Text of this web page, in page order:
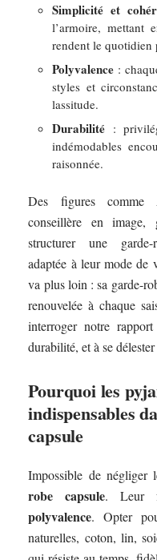
Simplicité et
l’armoire, mettant
rendent le quotidien
Polyvalence :
styles et
lassitude.
Durabilité :
indémodables
raisonnée.
Des figures comme
conseillère en image,
structurer une garde-
adaptée à leur mode de
va plus loin : sa garde-
renouvelée à chaque
interroger notre
durabilité, et à se
Pourquoi les
indispensables
capsule
Impossible de négliger
robe capsule. Leur
polyvalence. Opter
naturelles, coton, lin,